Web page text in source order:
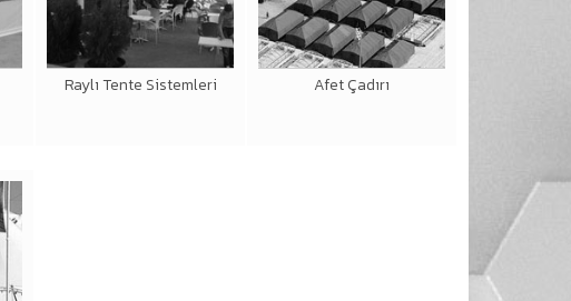
Raylı Tente Sistemleri Afet Çadırı